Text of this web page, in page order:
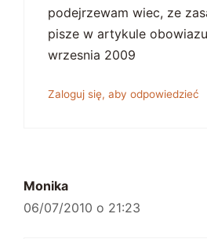
podejrzewam wiec, ze
pisze w artykule
wrzesnia 2009
Zaloguj się, aby odpowiedzieć
Monika
06/07/2010 o 21:23